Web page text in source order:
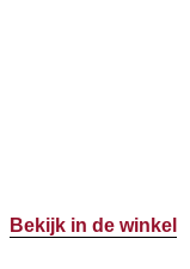
Bekijk in de winkel